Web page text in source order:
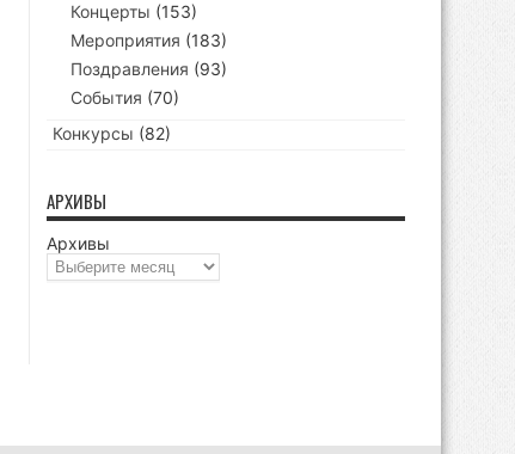
Концерты (153)
Мероприятия (183)
Поздравления (93)
События (70)
Конкурсы (82)
АРХИВЫ
Архивы